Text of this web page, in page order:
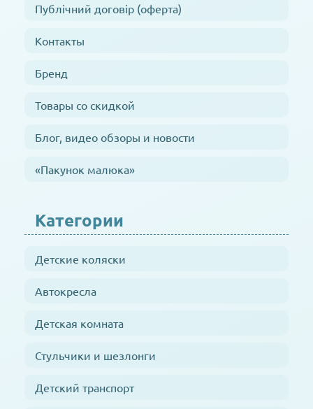
Публічний договір (оферта)
Контакты
Бренд
Товары со скидкой
Блог, видео обзоры и новости
«Пакунок малюка»
Категории
Детские коляски
Автокресла
Детская комната
Стульчики и шезлонги
Детский транспорт